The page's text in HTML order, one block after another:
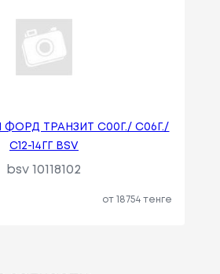
ТРАНЗИТ С00Г./ С06Г./
С12-14ГГ BSV
bsv 10118102
от 18754 тенге